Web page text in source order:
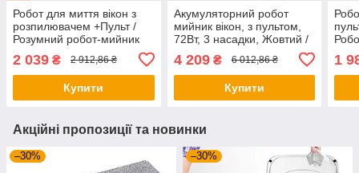
Робот для миття вікон з
розпилювачем +Пульт /
Розумний робот-мийник
вікон
2 039 ₴ 2 912,86 ₴
Купити
Акумуляторний робот
мийник вікон, з пультом,
72Вт, 3 насадки, Жовтий /
Пилосос для вікон / Робот
для миття вікон
4 209₴ 6 012,86 ₴
Купити
1
Акційні пропозиції та новинки
–30% –30%